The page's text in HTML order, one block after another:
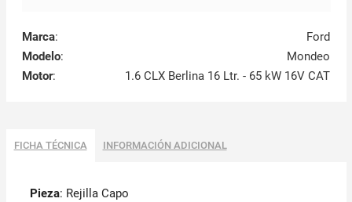
Marca:
Ford
Modelo:
Mondeo
Motor: 1.6 CLX Berlina 16 Ltr. - 65 kW 16V CAT
FICHA TÉCNICA INFORMACIÓN ADICIONAL
Pieza: Rejilla Capo